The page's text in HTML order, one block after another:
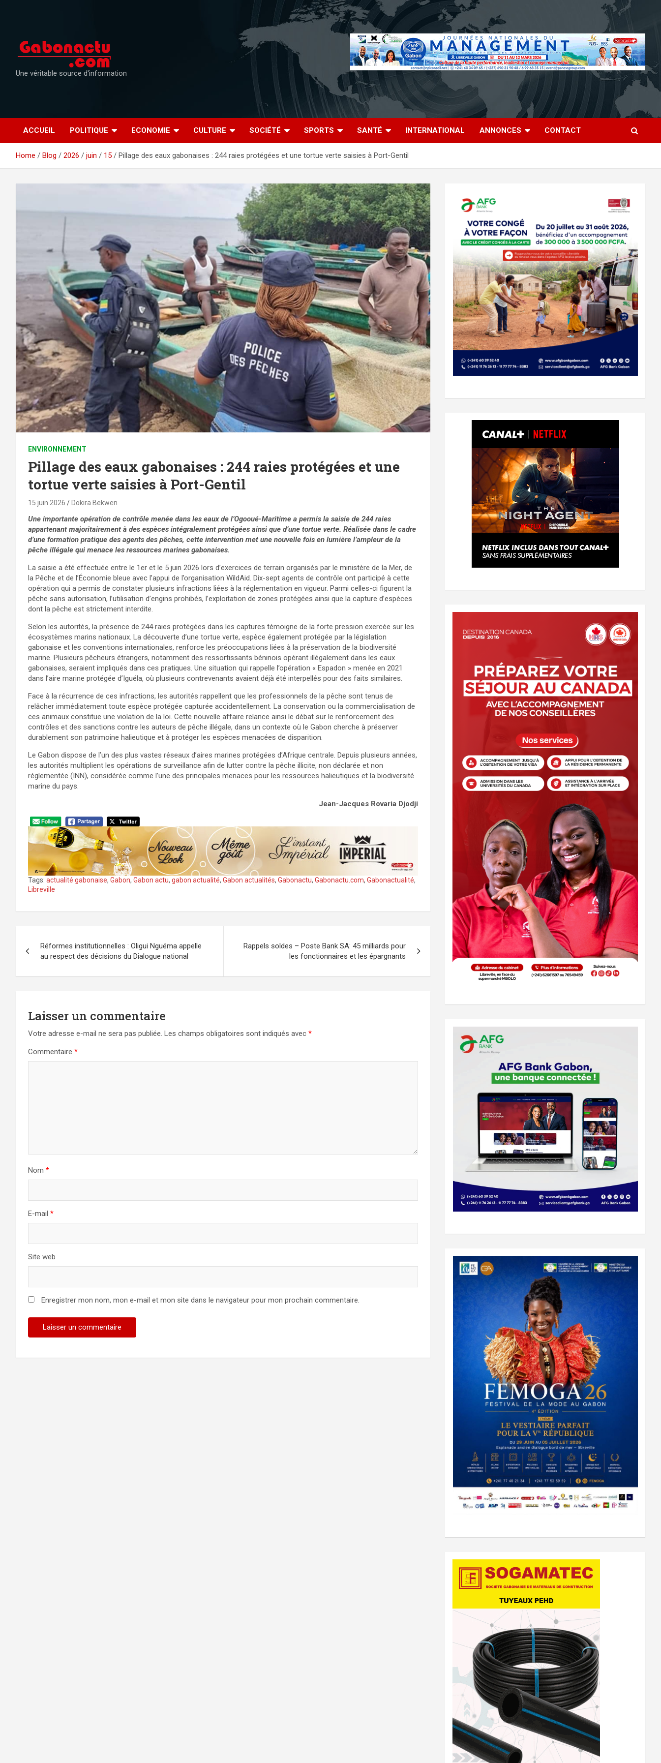
Une véritable source d'information
ACCUEIL POLITIQUE ECONOMIE CULTURE SOCIÉTÉ SPORTS SANTÉ INTERNATIONAL ANNONCES CONTACT
Home Blog 2026 juin 15 Pillage des eaux gabonaises : 244 raies protégées et une tortue verte saisies à Port-Gentil
ENVIRONNEMENT
Pillage des eaux gabonaises : 244 raies protégées et une
tortue verte saisies à Port-Gentil
15 juin 2026 Dokira Bekwen
Une importante opération de contrôle menée dans les eaux de l’Ogooué-Maritime a permis la saisie de 244 raies
appartenant majoritairement à des espèces intégralement protégées ainsi que d’une tortue verte. Réalisée dans le cadre
d’une formation pratique des agents des pêches, cette intervention met une nouvelle fois en lumière l’ampleur de la
pêche illégale qui menace les ressources marines gabonaises.
La saisie a été effectuée entre le 1er et le 5 juin 2026 lors d’exercices de terrain organisés par le ministère de la Mer, de
la Pêche et de l’Économie bleue avec l’appui de l’organisation WildAid. Dix-sept agents de contrôle ont participé à cette
opération qui a permis de constater plusieurs infractions liées à la réglementation en vigueur. Parmi celles-ci figurent la
pêche sans autorisation, l’utilisation d’engins prohibés, l’exploitation de zones protégées ainsi que la capture d’espèces
dont la pêche est strictement interdite.
Selon les autorités, la présence de 244 raies protégées dans les captures témoigne de la forte pression exercée sur les
écosystèmes marins nationaux. La découverte d’une tortue verte, espèce également protégée par la législation
gabonaise et les conventions internationales, renforce les préoccupations liées à la préservation de la biodiversité
marine. Plusieurs pêcheurs étrangers, notamment des ressortissants béninois opérant illégalement dans les eaux
gabonaises, seraient impliqués dans ces pratiques. Une situation qui rappelle l’opération « Espadon » menée en 2021
dans l’aire marine protégée d’Iguéla, où plusieurs contrevenants avaient déjà été interpellés pour des faits similaires.
Face à la récurrence de ces infractions, les autorités rappellent que les professionnels de la pêche sont tenus de
relâcher immédiatement toute espèce protégée capturée accidentellement. La conservation ou la commercialisation de
ces animaux constitue une violation de la loi. Cette nouvelle affaire relance ainsi le débat sur le renforcement des
contrôles et des sanctions contre les auteurs de pêche illégale, dans un contexte où le Gabon cherche à préserver
durablement son patrimoine halieutique et à protéger les espèces menacées de disparition.
Le Gabon dispose de l’un des plus vastes réseaux d’aires marines protégées d’Afrique centrale. Depuis plusieurs années,
les autorités multiplient les opérations de surveillance afin de lutter contre la pêche illicite, non déclarée et non
réglementée (INN), considérée comme l’une des principales menaces pour les ressources halieutiques et la biodiversité
marine du pays.
Jean-Jacques Rovaria Djodji
Tags: actualité gabonaise, Gabon, Gabon actu, gabon actualité, Gabon actualités, Gabonactu, Gabonactu.com, Gabonactualité,
Libreville
de
l’article
Réformes institutionnelles : Oligui Nguéma appelle
au respect des décisions du Dialogue national
Rappels soldes – Poste Bank SA: 45 milliards pour
les fonctionnaires et les épargnants
Laisser un commentaire
Votre adresse e-mail ne sera pas publiée. Les champs obligatoires sont indiqués avec *
Commentaire *
Nom *
E-mail *
Site web
Enregistrer mon nom, mon e-mail et mon site dans le navigateur pour mon prochain commentaire.